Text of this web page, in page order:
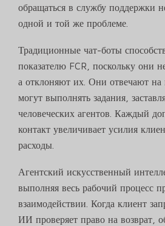
обращаться в службу поддержки
одной и той же проблеме.
Традиционные чат-боты
показателю FCR, поскольку они
а отклоняют их. Они отвечают
могут выполнять задания,
человеческих агентов. Каждый
контакт увеличивает усилия
расходы.
Агентский искусственный
выполняя весь рабочий процесс
взаимодействии. Когда клиент
ИИ проверяет право на возврат,